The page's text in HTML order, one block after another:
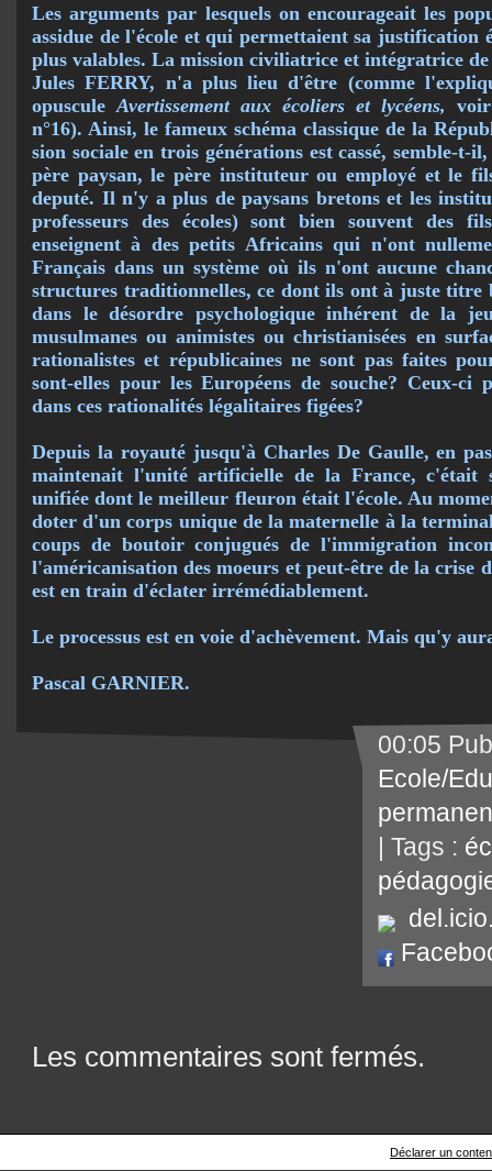
Les arguments par lesquels on encourageait les
assidue de l'école et qui permettaient sa jus­tification
plus valables. La mission civiliatrice et intégratrice
Jules FERRY, n'a plus lieu d'être (comme
opuscule Avertissement aux éco­liers et ly­céens,
n°16). Ainsi, le fameux schéma classique de la
sion sociale en trois générations est cassé, semble-
père paysan, le père institu­teur ou em­ployé et le
deputé. Il n'y a plus de paysans bretons et les
pro­fesseurs des écoles) sont bien souvent des
enseignent à des petits Africains qui n'ont
Français dans un système où ils n'ont aucune
structures tradi­tionnelles, ce dont ils ont à juste titre
dans le désordre psychologique inhé­rent de la
musulmanes ou animistes ou christianisées en
rationalistes et ré­publicaines ne sont pas faites
sont-elles pour les Européens de souche? Ceux-ci
dans ces rationalités légalitaires figées?
Depuis la royauté jusqu'à Charles De Gaulle, en
maintenait l'unité artificielle de la France, c'était
unifiée dont le meilleur fleuron était l'école. Au
do­ter d'un corps unique de la maternelle à la
coups de boutoir conjugués de l'immigration
l'américanisation des moeurs et peut-être de la crise
est en train d'éclater irrémédiablement.
Le processus est en voie d'achèvement. Mais qu'y
Pascal GARNIER.
00:05
Ecole/
| Tags :
Les commentaires sont fermés.
Déclarer un